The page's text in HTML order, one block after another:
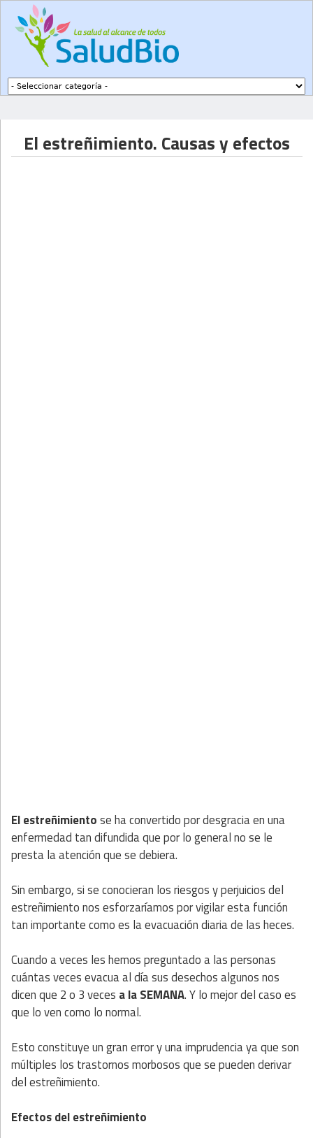
El estreñimiento. Causas y efectos
El estreñimientose ha convertido por desgracia en una
enfermedad tan difundida que por lo general no se le
presta la atención que se debiera.
Sin embargo, si se conocieran los riesgos y perjuicios del
estreñimiento nos esforzaríamos por vigilar esta función
tan importante como es la evacuación diaria de las heces.
Cuando a veces les hemos preguntado a las personas
cuántas veces evacua al día sus desechos algunos nos
dicen que 2 o 3 veces a la SEMANA. Y lo mejor del caso es
que lo ven como lo normal.
Esto constituye un gran error y una imprudencia ya que son
múltiples los trastornos morbosos que se pueden derivar
del estreñimiento.
Efectos del estreñimiento